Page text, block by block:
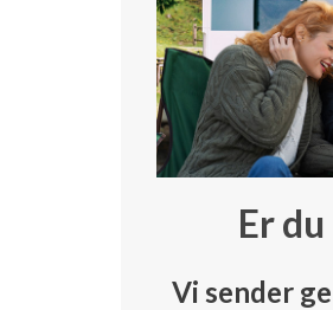
Er
Vi sender